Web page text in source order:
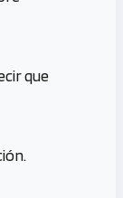
que